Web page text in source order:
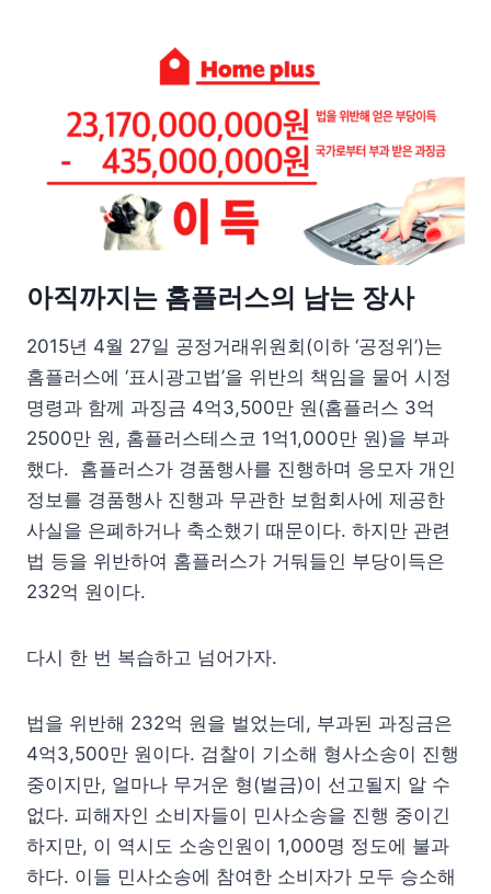
아직까지는 홈플러스의 남는 장사
2015년 4월 27일 공정거래위원회(이하 ‘공정위’)는
홈플러스에 ‘표시광고법’을 위반의 책임을 물어 시정
명령과 함께 과징금 4억3,500만 원(홈플러스 3억
2500만 원, 홈플러스테스코 1억1,000만 원)을 부과
했다. 홈플러스가 경품행사를 진행하며 응모자 개인
정보를 경품행사 진행과 무관한 보험회사에 제공한
사실을 은폐하거나 축소했기 때문이다. 하지만 관련
법 등을 위반하여 홈플러스가 거둬들인 부당이득은
232억 원이다.
다시 한 번 복습하고 넘어가자.
법을 위반해 232억 원을 벌었는데, 부과된 과징금은
4억3,500만 원이다. 검찰이 기소해 형사소송이 진행
중이지만, 얼마나 무거운 형(벌금)이 선고될지 알 수
없다. 피해자인 소비자들이 민사소송을 진행 중이긴
하지만, 이 역시도 소송인원이 1,000명 정도에 불과
하다. 이들 민사소송에 참여한 소비자가 모두 승소해